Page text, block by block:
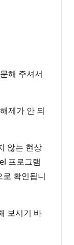
해 주셔서
제가 안 되
않는 현상
프로그램
확인됩니
보시기 바